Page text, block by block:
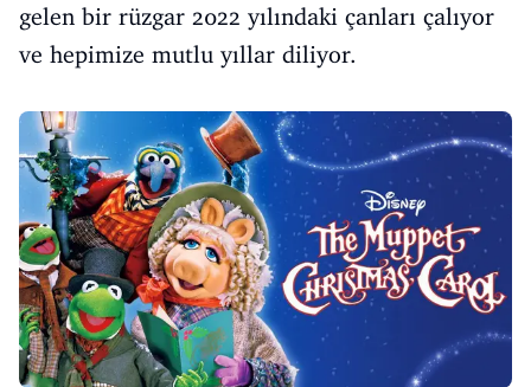
gelen bir rüzgar 2022 yılındaki çanları çalıyor
ve hepimize mutlu yıllar diliyor.